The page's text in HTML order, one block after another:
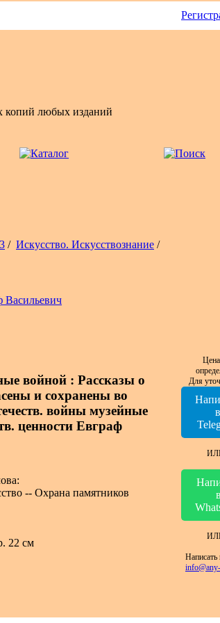
копий любых изданий
/ Искусство. Искусствознание /
Васильевич
войной : Рассказы о
и сохранены во
войны музейные
ценности Евграф
-- Охрана памятников
22 см
Для
в
в
Написать